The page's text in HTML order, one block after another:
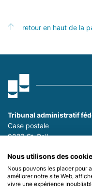
retour en haut de la
Tribunal administratif
Case postale
9023 St-Gall
F+41 (0)58 465 29 80
Se tenir informé :
Nous utilisons des
Nous pouvons les placer pour
améliorer notre site Web,
vivre une expérience